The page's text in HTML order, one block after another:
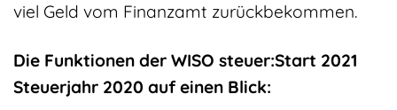
viel Geld vom Finanzamt zurückbekommen.
Die Funktionen der WISO steuer:Start 2021
Steuerjahr 2020 auf einen Blick: